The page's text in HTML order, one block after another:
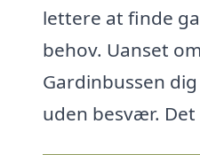
lettere at finde
behov. Uanset
Gardinbussen
uden besvær.